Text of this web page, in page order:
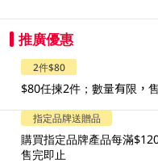
推廣優惠
2件$80
$80任揀2件；數量有限，
指定品牌送贈品
購買指定品牌產品每滿
售完即止